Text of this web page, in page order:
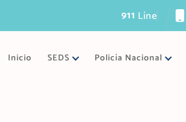
ún ca d
Inicio SEDS Policía Nacional